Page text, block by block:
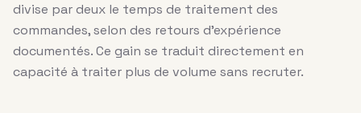
divise par deux le temps de traitement des
commandes, selon des retours d’expérience
documentés. Ce gain se traduit directement en
capacité à traiter plus de volume sans recruter.